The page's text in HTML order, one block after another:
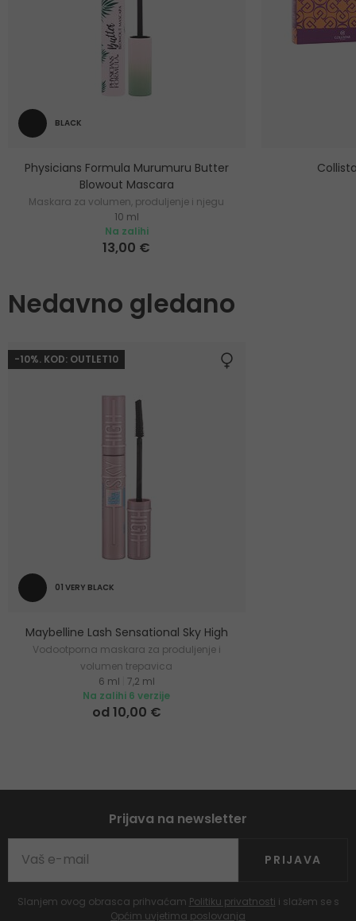
BLACK
Physicians Formula Murumuru Butter
Blowout Mascara
Maskara za volumen, produljenje i njegu
trepavica
10 ml
Na zalihi
13,00 €
Nedavno gledano
-10%. KOD: OUTLET10
01 VERY BLACK
Maybelline Lash Sensational Sky High
Vodootporna maskara za produljenje i
volumen trepavica
6 ml 7,2 ml
Na zalihi 6 verzije
od 10,00 €
Prijava na newsletter
PRIJAVA
Slanjem ovog obrasca prihvaćam Politiku privatnosti i slažem se s
Općim uvjetima poslovanja